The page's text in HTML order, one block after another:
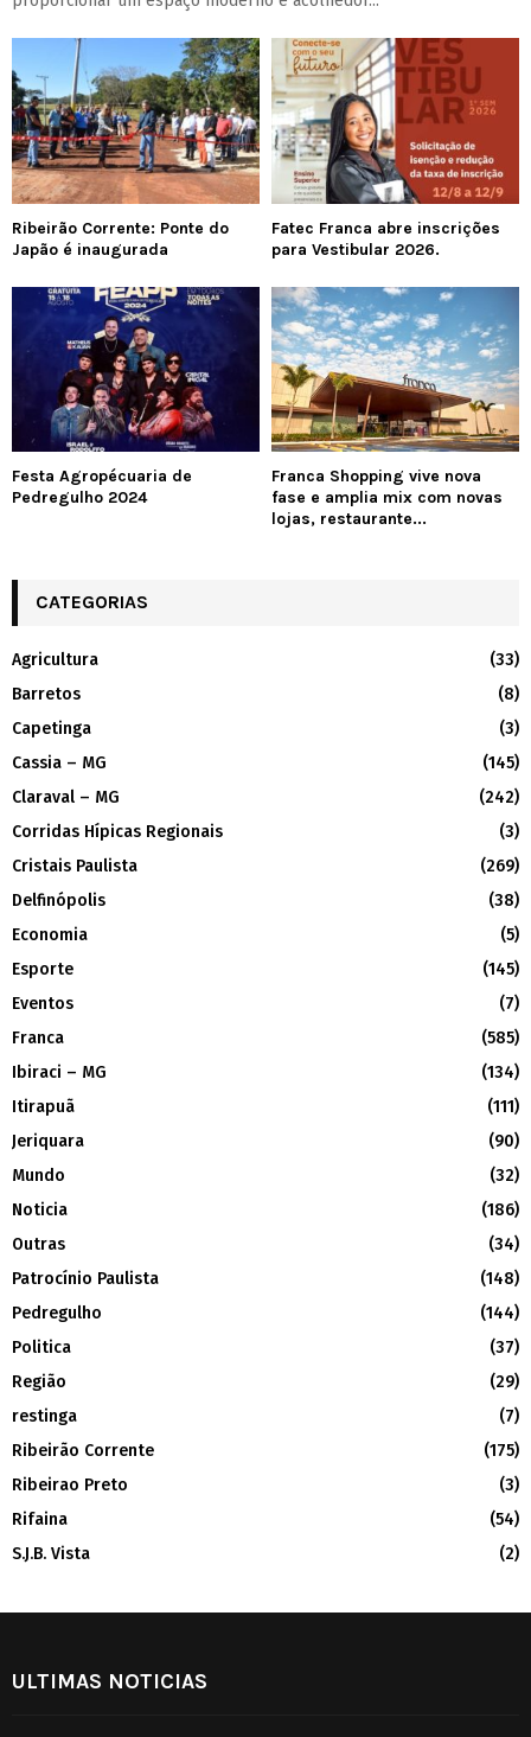
Ribeirão Corrente: Ponte do
Japão é inaugurada
Fatec Franca abre inscrições
para Vestibular 2026.
Festa Agropécuaria de
Pedregulho 2024
Franca Shopping vive nova
fase e amplia mix com novas
lojas, restaurante...
CATEGORIAS
Agricultura
(33)
Barretos
(8)
Capetinga
(3)
Cassia – MG
(145)
Claraval – MG
(242)
Corridas Hípicas Regionais
(3)
Cristais Paulista
(269)
Delfinópolis
(38)
Economia
(5)
Esporte
(145)
Eventos
(7)
Franca
(585)
Ibiraci – MG
(134)
Itirapuã
(111)
Jeriquara
(90)
Mundo
(32)
Noticia
(186)
Outras
(34)
Patrocínio Paulista
(148)
Pedregulho
(144)
Politica
(37)
Região
(29)
restinga
(7)
Ribeirão Corrente
(175)
Ribeirao Preto
(3)
Rifaina
(54)
S.J.B. Vista
(2)
ULTIMAS NOTICIAS